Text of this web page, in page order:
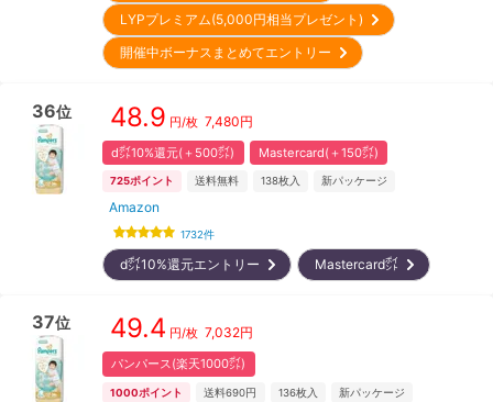
LYPプレミアム(5,000円相当プレゼント)
開催中ボーナスまとめてエントリー
36位 48.9 円/枚 7,480円
d㌽10%還元(＋500㌽) Mastercard(＋150㌽)
725ポイント 送料無料 138枚入 新パッケージ
Amazon
1732件
d㌽10%還元エントリー Mastercard㌽
37位 49.4 円/枚 7,032円
パンパース(楽天1000㌽)
1000ポイント 送料690円 136枚入 新パッケージ